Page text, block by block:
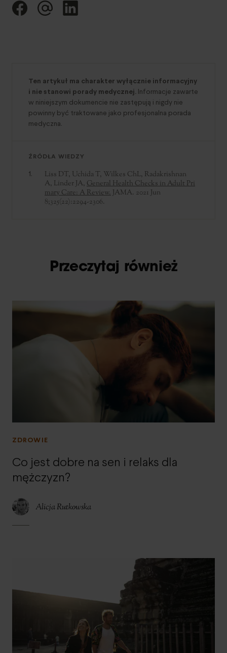
Ten artykuł ma charakter wyłącznie informacyjny
i nie stanowi porady medycznej. Informacje zawarte
w niniejszym dokumencie nie zastępują i nigdy nie
powinny być traktowane jako profesjonalna porada
medyczna.
ŹRÓDŁA WIEDZY
Liss DT, Uchida T, Wilkes ChL, Radakrishnan
A, Linder JA, General Health Checks in Adult Pri
mary Care: A Review. JAMA. 2021 Jun
8;325(22):2294-2306.
Przeczytaj również
ZDROWIE
Co jest dobre na sen i relaks dla
mężczyzn?
Alicja Rutkowska